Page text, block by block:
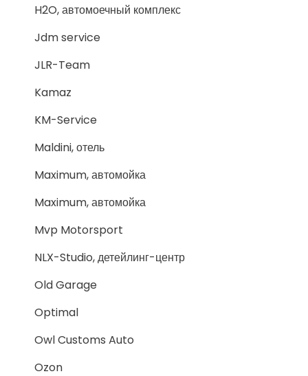
H2O, автомоечный комплекс
Jdm service
JLR-Team
Kamaz
KM-Service
Maldini, отель
Maximum, автомойка
Maximum, автомойка
Mvp Motorsport
NLX-Studio, детейлинг-центр
Old Garage
Optimal
Owl Customs Auto
Ozon